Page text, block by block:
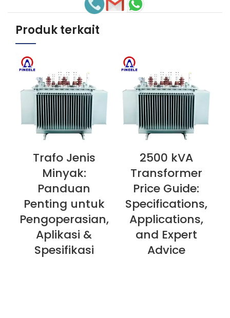
Produk terkait
LIHAT SEKARANG
Trafo Jenis
Minyak:
Panduan
Penting untuk
Pengoperasian,
Aplikasi &
Spesifikasi
LIHAT SEKARANG
2500 kVA
Transformer
Price Guide:
Specifications,
Applications,
and Expert
Advice